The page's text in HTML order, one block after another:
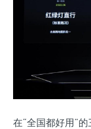
在“全国都好用”